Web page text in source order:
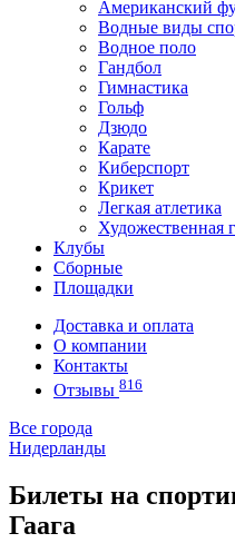
Американский
Водные виды
Водное поло
Гандбол
Гимнастика
Гольф
Дзюдо
Карате
Киберспорт
Крикет
Легкая атлетика
Художественная
Клубы
Сборные
Площадки
Доставка и оплата
О компании
Контакты
Отзывы 816
Все города
Нидерланды
Билеты на
Гаага